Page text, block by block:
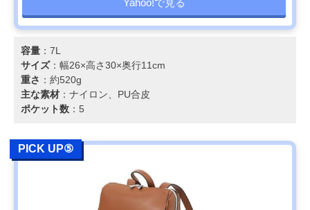
容量 ：7L
サイズ：幅26×高さ30×奥行11cm
重さ ：約520g
主な素材 ：ナイロン、PU合皮
ポケット数 ：5
PICK UP⑤